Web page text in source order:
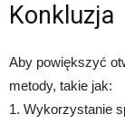
Konkluzja
Aby powiększyć
metody, takie jak:
1. Wykorzystanie